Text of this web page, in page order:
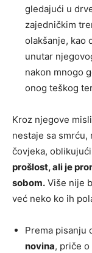
gledajući u
zajedničkim
olakšanje, kao
unutar
nakon mnogo
onog teškog
Kroz njegove
nestaje sa smrću,
čovjeka,
prošlost, ali je
sobom. Više nije
već neko ko ih
Prema pisanju
novina, priče